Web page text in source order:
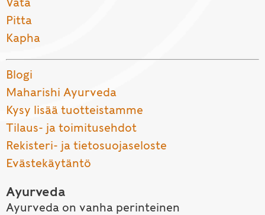
Vata
Pitta
Kapha
Blogi
Maharishi Ayurveda
Kysy lisää tuotteistamme
Tilaus- ja toimitusehdot
Rekisteri- ja tietosuojaseloste
Evästekäytäntö
Ayurveda
Ayurveda on vanha perinteinen